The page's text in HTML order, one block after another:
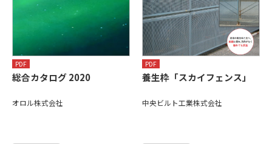
PDF
総合カタログ 2020
オロル株式会社
PDF
養生枠「スカイフェンス」
中央ビルト工業株式会社